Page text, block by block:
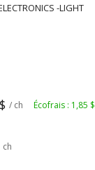
-LIGHT
/ ch Écofrais : 1,85 $
ch